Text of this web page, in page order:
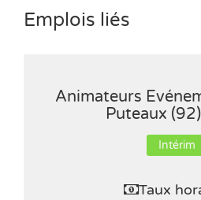
Emplois liés
Animateurs
Puteaux
Intérim
Taux